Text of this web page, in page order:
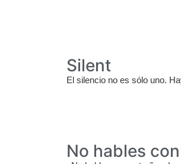
Silent
El silencio no es sólo uno.
No hables